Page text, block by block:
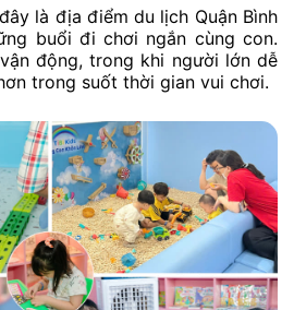
là địa điểm du lịch Quận Bình
buổi đi chơi ngắn cùng con.
động, trong khi người lớn dễ
trong suốt thời gian vui chơi.